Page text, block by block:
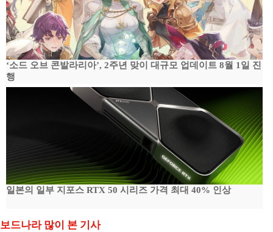
‘소드 오브 콘발라리아’, 2주년 맞이 대규모 업데이트 8월 1일 진
행
일본의 일부 지포스 RTX 50 시리즈 가격 최대 40% 인상
보드나라 많이 본 기사